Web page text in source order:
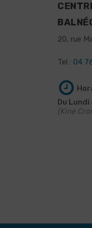
20, rue
Tel : 04
Du
(Kiné